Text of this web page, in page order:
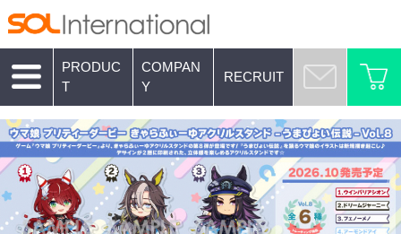
PRODUC
T
COMPAN
Y
RECRUIT